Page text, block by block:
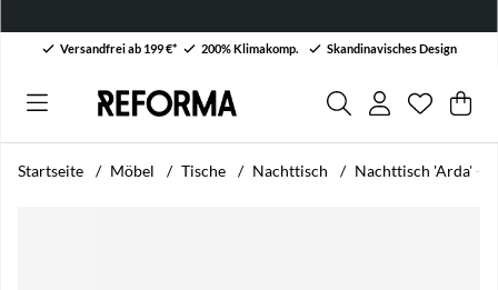
Versandfrei ab 199 €* 200% Klimakomp. Skandinavisches Design
Anzahl
. .
Startseite Möbel Tische Nachttisch Nachttisch 'Arda' -